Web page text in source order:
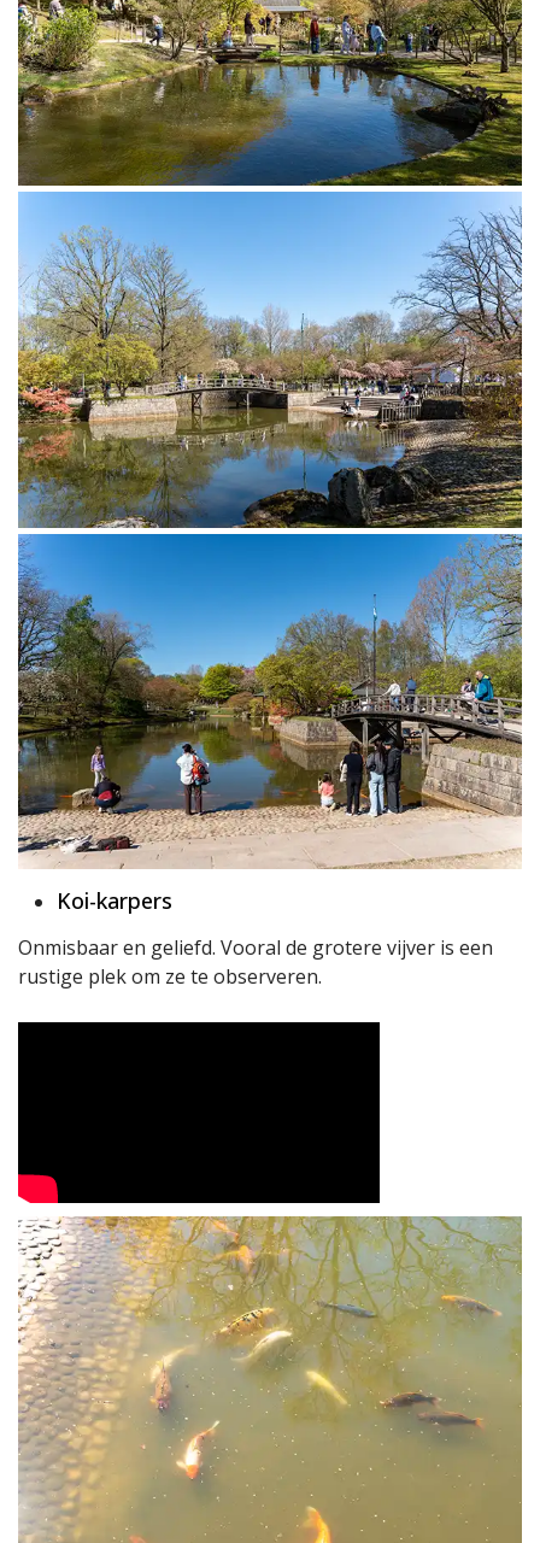
Koi-karpers
Onmisbaar en geliefd. Vooral de grotere vijver is een
rustige plek om ze te observeren.